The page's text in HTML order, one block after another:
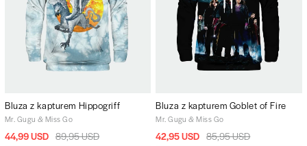
Bluza z kapturem Hippogriff
Mr. Gugu & Miss Go
44,99 USD 89,95 USD
Bluza z kapturem Goblet of Fire
Mr. Gugu & Miss Go
42,95 USD 85,95 USD